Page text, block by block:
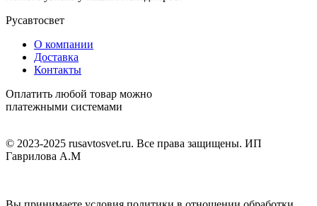
Русавтосвет
О компании
Доставка
Контакты
Оплатить любой товар можно
платежными системами
© 2023-2025 rusavtosvet.ru. Все права защищены. ИП
Гаврилова А.М